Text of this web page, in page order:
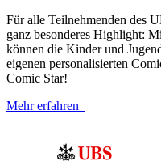
Für alle Teilnehmenden des
ganz besonderes Highlight:
können die Kinder und
eigenen personalisierten
Comic Star!
Mehr erfahren